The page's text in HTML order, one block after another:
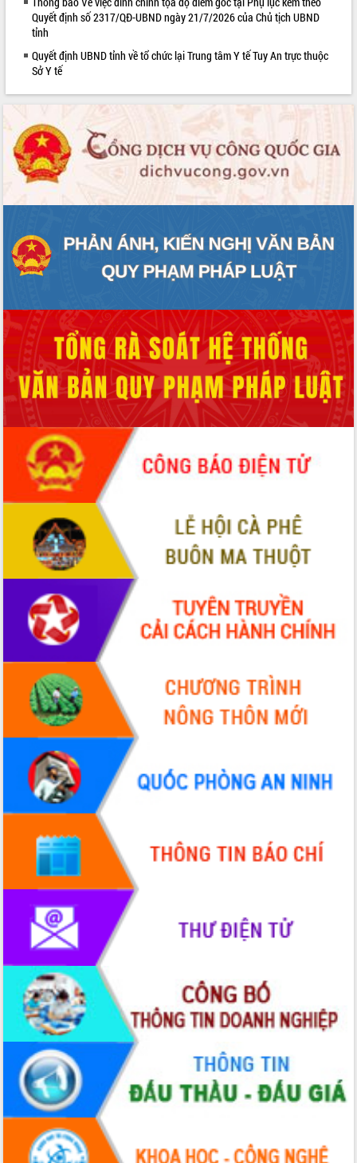
Kỳ họp thứ Hai, Hội đồng nhân dân
tỉnh khóa XI quyết nghị nhiều nội dung
quan trọng
Bí thư Tỉnh ủy Lương Nguyễn Minh
Triết thăm, tặng quà người có công với
Rà soát, hoàn thiện hệ thống thiết chế
văn hóa, thể thao đáp ứng yêu cầu
phát triển mới
Thường trực HĐND tỉnh Đắk Lắk gặp
mặt Đoàn chuyên gia y tế TP. Hồ Chí
Minh
Bàn giải pháp tháo gỡ khó khăn trong
xuất khẩu sầu riêng và triển khai quy
định EUDR
trường Nguyễn Hoàng Hiệp khảo sát
vùng trồng và doanh nghiệp đóng gói
sầu riêng tại Đắk Lắk
Trình diễn nghệ thuật chế biến các
món ăn từ sầu riêng
Đắk Lắk công bố Quy hoạch và xúc
tiến đầu tư tỉnh
Ngành cá ngừ Đắk Lắk chủ động thích
ứng để giữ vững thị trường xuất khẩu
Diễn đàn Kinh tế tư nhân Việt Nam đột
phá cơ chế - Hợp tác công tư
Đề án 06 tạo bước ngoặt đột phá trong
cải cách hành chính tỉnh Đắk Lắk
Kết nối tour, đẩy mạnh chuyển đổi số
để phát triển du lịch Đắk Lắk
Khởi động Dự án Đầu tư xây dựng hạ
tầng kỹ thuật Cụm công nghiệp Tân
Tiến
Gặp mặt các cơ quan báo chí nhân Kỷ
niệm 101 năm Ngày Báo chí Cách
mạng Việt Nam
Đắk Lắk sơ kết 4 năm triển khai thực
hiện Đề án 06 của Chính phủ
Họp báo thông tin về Hội nghị Công bố
Quy hoạch và Xúc tiến đầu tư tỉnh Đắk
Khơi thông điểm nghẽn, đẩy nhanh
giải ngân vốn khắc phục thiên tai
HĐND tỉnh thông qua điều chỉnh Quy
hoạch tỉnh thời kỳ 2021-2030
Hội thảo góp ý hồ sơ điều chỉnh quy
hoạch tỉnh Đắk Lắk thời kỳ 2021-2030,
tầm nhìn đến năm 2050
Nâng cao hiệu quả hoạt động của các
doanh nghiệp nhà nước
Hội nghị triển khai kết nối mạng
truyền số liệu chuyên dùng phục vụ cơ
quan Đảng, Nhà nước
Lễ phát động chuỗi hoạt động chung
tay làm sạch môi trường
Xã Ea Kar bước chuyển mình trong
công tác cải cách hành chính mô hình
mới
UBND tỉnh họp báo định kỳ tháng 4
năm 2026
Hội thảo khoa học “Giải pháp thúc đẩy
phát triển nền kinh tế xanh tại tỉnh
Đắk Lắk”
Quyết định số 2317/QĐ-UBND ngày 21/7/2026 của Chủ tịch UBND
tỉnh
Quyết định UBND tỉnh về tổ chức lại Trung tâm Y tế Tuy An trực thuộc
Sở Y tế